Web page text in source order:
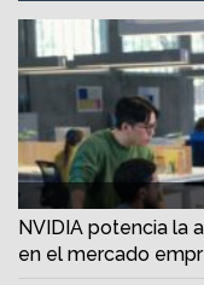
NVIDIA potencia la
en el mercado